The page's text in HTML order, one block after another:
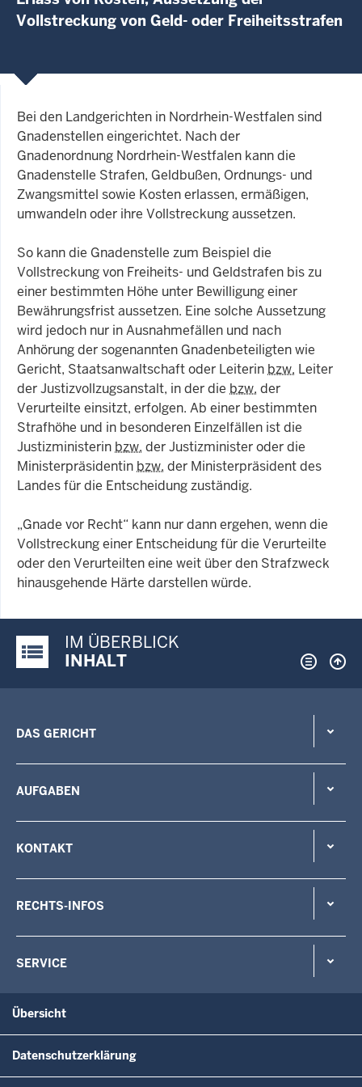
Vollstreckung von Geld- oder Freiheitsstrafen
Bei den Landgerichten in Nordrhein-Westfalen sind
Gnadenstellen eingerichtet. Nach der
Gnadenordnung Nordrhein-Westfalen kann die
Gnadenstelle Strafen, Geldbußen, Ordnungs- und
Zwangsmittel sowie Kosten erlassen, ermäßigen,
umwandeln oder ihre Vollstreckung aussetzen.
So kann die Gnadenstelle zum Beispiel die
Vollstreckung von Freiheits- und Geldstrafen bis zu
einer bestimmten Höhe unter Bewilligung einer
Bewährungsfrist aussetzen. Eine solche Aussetzung
wird jedoch nur in Ausnahmefällen und nach
Anhörung der sogenannten Gnadenbeteiligten wie
Gericht, Staatsanwaltschaft oder Leiterin bzw. Leiter
der Justizvollzugsanstalt, in der die bzw. der
Verurteilte einsitzt, erfolgen. Ab einer bestimmten
Strafhöhe und in besonderen Einzelfällen ist die
Justizministerin bzw. der Justizminister oder die
Ministerpräsidentin bzw. der Ministerpräsident des
Landes für die Entscheidung zuständig.
„Gnade vor Recht“ kann nur dann ergehen, wenn die
Vollstreckung einer Entscheidung für die Verurteilte
oder den Verurteilten eine weit über den Strafzweck
hinausgehende Härte darstellen würde.
Justiz-Portal im Überblick:
IM ÜBERBLICK
INHALT
DAS GERICHT
AUFGABEN
KONTAKT
RECHTS-INFOS
SERVICE
Übersicht
Datenschutzerklärung